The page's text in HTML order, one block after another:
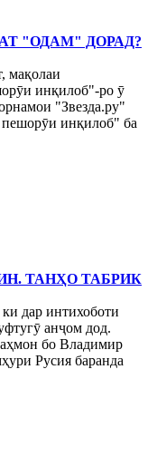
"ОДАМ" ДОРАД?
мақолаи
инқилоб"-ро ӯ
"Звезда.ру"
пешорӯи инқилоб" ба
ТАНҲО ТАБРИК
дар интихоботи
анҷом дод.
бо Владимир
Русия баранда